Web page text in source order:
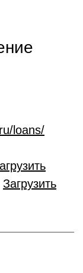
loans/
Загрузить